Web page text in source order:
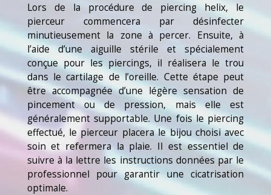
Lors de la procédure de piercing helix, le
pierceur commencera par désinfecter
minutieusement la zone à percer. Ensuite, à
l’aide d’une aiguille stérile et spécialement
conçue pour les piercings, il réalisera le trou
dans le cartilage de l’oreille. Cette étape peut
être accompagnée d’une légère sensation de
pincement ou de pression, mais elle est
généralement supportable. Une fois le piercing
effectué, le pierceur placera le bijou choisi avec
soin et refermera la plaie. Il est essentiel de
suivre à la lettre les instructions données par le
professionnel pour garantir une cicatrisation
optimale.